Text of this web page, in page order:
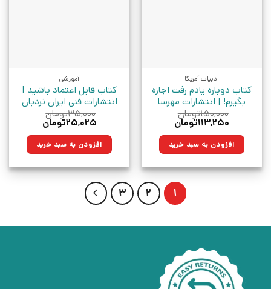
ادبیات آمریکا
کتاب دوباره یادم رفت اجازه
بگیرم! | انتشارات مهرسا
۱۵۰,۰۰۰تومان
قیمت
۱۵۰,۰۰۰تومان
بود.
۱۱۳,۲۵۰تومان
۱۱۳,۲۵۰تومان.افزودن به سبد خرید
آموزشی
کتاب قابل اعتماد باشید |
انتشارات فنی ایران نردبان
۳۵,۰۰۰تومان
قیمت
۳۵,۰۰۰تومان
بود.
۲۵,۰۲۵تومان
۲۵,۰۲۵تومان.افزودن به سبد خرید
1
2
3